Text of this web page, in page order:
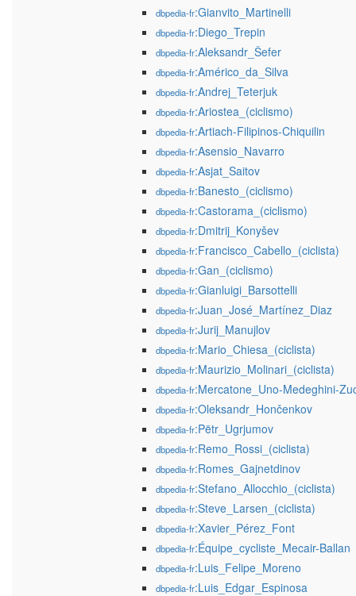
dbpedia-fr:Gianvito_Martinelli
dbpedia-fr:Diego_Trepin
dbpedia-fr:Aleksandr_Šefer
dbpedia-fr:Américo_da_Silva
dbpedia-fr:Andrej_Teterjuk
dbpedia-fr:Ariostea_(ciclismo)
dbpedia-fr:Artiach-Filipinos-Chiquilin
dbpedia-fr:Asensio_Navarro
dbpedia-fr:Asjat_Saitov
dbpedia-fr:Banesto_(ciclismo)
dbpedia-fr:Castorama_(ciclismo)
dbpedia-fr:Dmitrij_Konyšev
dbpedia-fr:Francisco_Cabello_(ciclista)
dbpedia-fr:Gan_(ciclismo)
dbpedia-fr:Gianluigi_Barsottelli
dbpedia-fr:Juan_José_Martínez_Diaz
dbpedia-fr:Jurij_Manujlov
dbpedia-fr:Mario_Chiesa_(ciclista)
dbpedia-fr:Maurizio_Molinari_(ciclista)
dbpedia-fr:Mercatone_Uno-Medeghini-
dbpedia-fr:Oleksandr_Hončenkov
dbpedia-fr:Pëtr_Ugrjumov
dbpedia-fr:Remo_Rossi_(ciclista)
dbpedia-fr:Romes_Gajnetdinov
dbpedia-fr:Stefano_Allocchio_(ciclista)
dbpedia-fr:Steve_Larsen_(ciclista)
dbpedia-fr:Xavier_Pérez_Font
dbpedia-fr:Équipe_cycliste_Mecair-Ballan
dbpedia-fr:Luis_Felipe_Moreno
dbpedia-fr:Luis_Edgar_Espinosa